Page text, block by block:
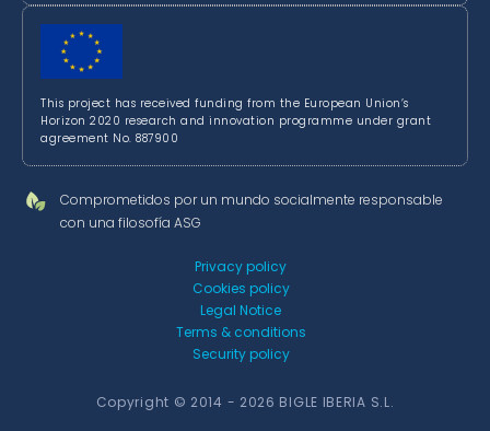
This project has received funding from the European Union’s
Horizon 2020 research and innovation programme under grant
agreement No. 887900
Comprometidos por un mundo socialmente responsable
con una filosofía ASG
Privacy policy
Cookies policy
Legal Notice
Terms & conditions
Security policy
Copyright © 2014 - 2026 BIGLE IBERIA S.L.